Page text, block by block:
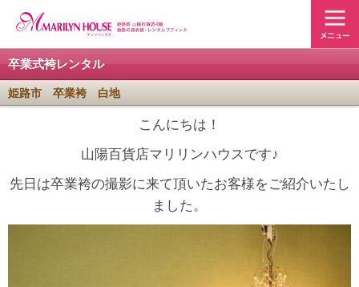
卒業式袴レンタル
姫路市 卒業袴 白地
こんにちは！
山陽百貨店マリリンハウスです♪
先日は卒業袴の撮影に来て頂いたお客様をご紹介いたし
ました。